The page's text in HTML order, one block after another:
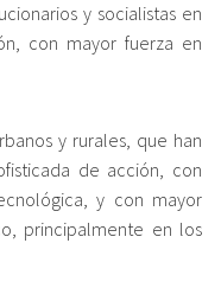
y socialistas en
con mayor fuerza en
y rurales, que han
de acción, con
y con mayor
principalmente en los